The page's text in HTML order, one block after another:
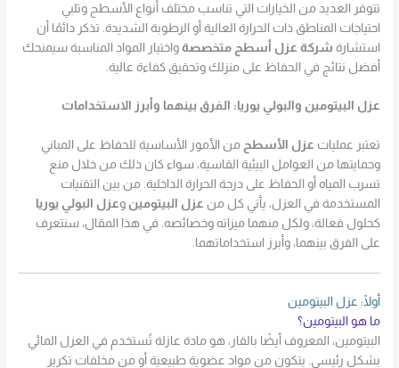
تتوفر العديد من الخيارات التي تناسب مختلف أنواع الأسطح وتلبي
احتياجات المناطق ذات الحرارة العالية أو الرطوبة الشديدة. تذكر دائمًا أن
استشارة شركة عزل أسطح متخصصة واختيار المواد المناسبة سيمنحك
أفضل نتائج في الحفاظ على منزلك وتحقيق كفاءة عالية.
عزل البيتومين والبولي يوريا: الفرق بينهما وأبرز الاستخدامات
تعتبر عمليات عزل الأسطح من الأمور الأساسية للحفاظ على المباني
وحمايتها من العوامل البيئية القاسية، سواء كان ذلك من خلال منع
تسرب المياه أو الحفاظ على درجة الحرارة الداخلية. من بين التقنيات
المستخدمة في العزل، يأتي كل من عزل البيتومين وعزل البولي يوريا
كحلول فعالة، ولكل منهما ميزاته وخصائصه. في هذا المقال، سنتعرف
على الفرق بينهما، وأبرز استخداماتهما.
أولًا: عزل البيتومين
ما هو البيتومين؟
البيتومين، المعروف أيضًا بالقار، هو مادة عازلة تُستخدم في العزل المائي
بشكل رئيسي. يتكون من مواد عضوية طبيعية أو من مخلفات تكرير